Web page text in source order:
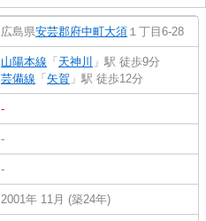
広島県安芸郡府中町大須 １丁目6-28
山陽本線 「 天神川 」駅 徒歩9分
芸備線 「 矢賀 」駅 徒歩12分
-
-
-
2001年 11月 (築24年)